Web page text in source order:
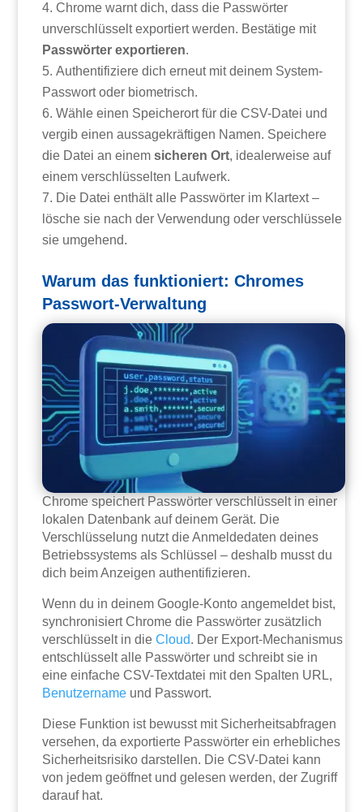
Chrome warnt dich, dass die Passwörter
unverschlüsselt exportiert werden. Bestätige mit
Passwörter exportieren.
Authentifiziere dich erneut mit deinem System-
Passwort oder biometrisch.
Wähle einen Speicherort für die CSV-Datei und
vergib einen aussagekräftigen Namen. Speichere
die Datei an einemsicheren Ort, idealerweise auf
einem verschlüsselten Laufwerk.
Die Datei enthält alle Passwörter im Klartext –
lösche sie nach der Verwendung oder verschlüssele
sie umgehend.
Warum das funktioniert: Chromes
Passwort-Verwaltung
Chrome speichert Passwörter verschlüsselt in einer
lokalen Datenbank auf deinem Gerät. Die
Verschlüsselung nutzt die Anmeldedaten deines
Betriebssystems als Schlüssel – deshalb musst du
dich beim Anzeigen authentifizieren.
Wenn du in deinem Google-Konto angemeldet bist,
synchronisiert Chrome die Passwörter zusätzlich
verschlüsselt in dieCloud. Der Export-Mechanismus
entschlüsselt alle Passwörter und schreibt sie in
eine einfache CSV-Textdatei mit den Spalten URL,
Benutzername und Passwort.
Diese Funktion ist bewusst mit Sicherheitsabfragen
versehen, da exportierte Passwörter ein erhebliches
Sicherheitsrisiko darstellen. Die CSV-Datei kann
von jedem geöffnet und gelesen werden, der Zugriff
darauf hat.